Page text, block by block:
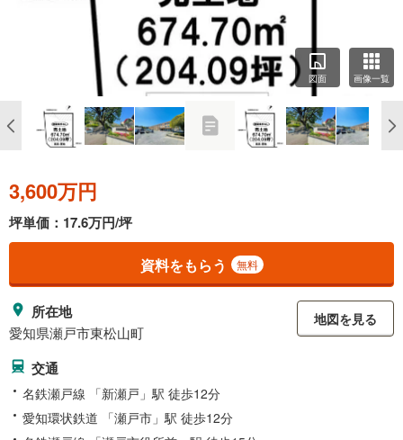
図面 画像一覧
3,600万円
坪単価：17.6万円/坪
資料をもらう 無料
所在地
愛知県瀬戸市東松山町
地図を見る
交通
名鉄瀬戸線 「新瀬戸」駅 徒歩12分
愛知環状鉄道 「瀬戸市」駅 徒歩12分